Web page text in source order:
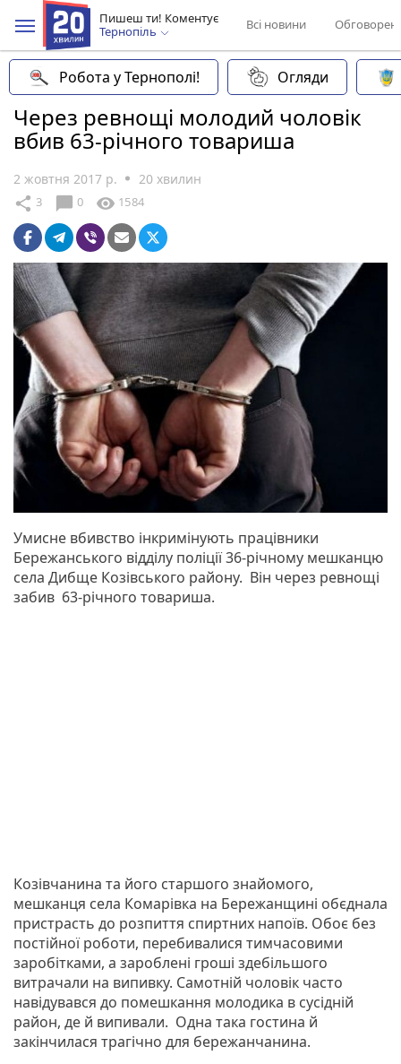
Пишеш ти! Коментує
Тернопіль
Всі новини
Робота у Тернополі! Огляди
Через ревнощі молодий чоловік
вбив 63-річного товариша
2 жовтня 2017 р. 20 хвилин
share 3 chat_bubble 0 visibility 1584
Умисне вбивство інкримінують працівники
Бережанського відділу поліції 36-річному мешканцю
села Дибще Козівського району. Він через ревнощі
забив 63-річного товариша.
Козівчанина та його старшого знайомого,
мешканця села Комарівка на Бережанщині обєднала
пристрасть до розпиття спиртних напоїв. Обоє без
постійної роботи, перебивалися тимчасовими
заробітками, а зароблені гроші здебільшого
витрачали на випивку. Самотній чоловік часто
навідувався до помешкання молодика в сусідній
район, де й випивали. Одна така гостина й
закінчилася трагічно для бережанчанина.